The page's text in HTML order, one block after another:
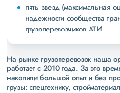
пять звезд (максимальная
надежности сообщества
грузоперевозчиков АТИ
На рынке грузоперевозок наша
работает с 2010 года. За это
накопили большой опыт и без
грузы: спецтехнику,